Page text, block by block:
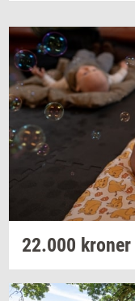
22.000 kro­ner